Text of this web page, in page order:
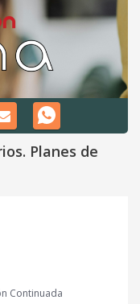
Planes de
Continuada